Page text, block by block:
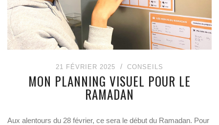
21 FÉVRIER 2025 CONSEILS
MON PLANNING VISUEL POUR LE
RAMADAN
Aux alentours du 28 février, ce sera le début du Ramadan. Pour